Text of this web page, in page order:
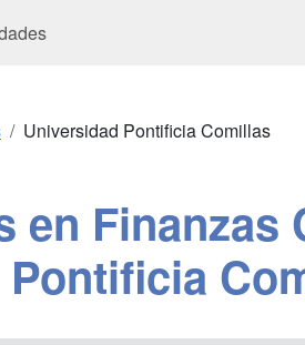
Universidad Pontificia Comillas
en Finanzas
Pontificia